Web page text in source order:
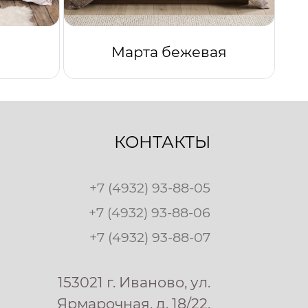
Марта бежевая
КОНТАКТЫ
+7 (4932) 93-88-05
+7 (4932) 93-88-06
+7 (4932) 93-88-07
153021 г. Иваново, ул.
Ярмарочная, д. 18/22,